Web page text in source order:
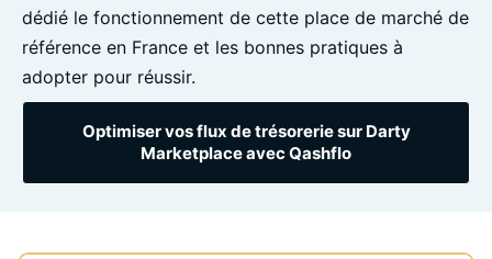
dédié le fonctionnement de cette place de marché de
référence en France et les bonnes pratiques à
adopter pour réussir.
Optimiser vos flux de trésorerie sur Darty
Marketplace avec Qashflo